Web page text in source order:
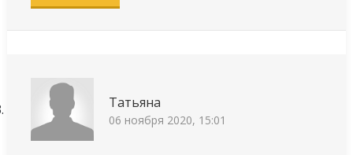
Татьяна
06 ноября 2020, 15:01